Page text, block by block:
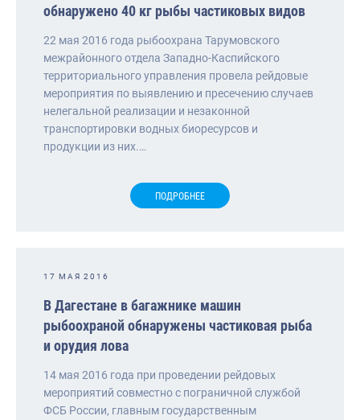
обнаружено 40 кг рыбы частиковых видов
22 мая 2016 года рыбоохрана Тарумовского
межрайонного отдела Западно-Каспийского
территориального управления провела рейдовые
мероприятия по выявлению и пресечению случаев
нелегальной реализации и незаконной
транспортировки водных биоресурсов и
продукции из них.…
ПОДРОБНЕЕ
17 МАЯ 2016
В Дагестане в багажнике машин
рыбоохраной обнаружены частиковая рыба
и орудия лова
14 мая 2016 года при проведении рейдовых
мероприятий совместно с пограничной службой
ФСБ России, главным государственным